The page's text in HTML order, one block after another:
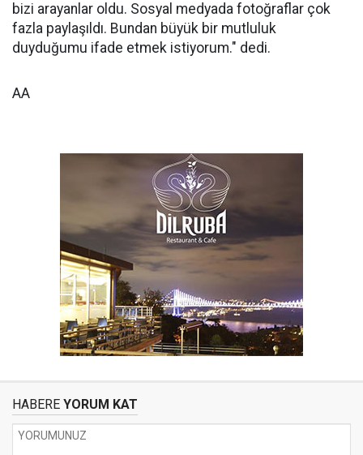
bizi arayanlar oldu. Sosyal medyada fotoğraflar çok
fazla paylaşıldı. Bundan büyük bir mutluluk
duyduğumu ifade etmek istiyorum." dedi.
AA
HABERE YORUM KAT